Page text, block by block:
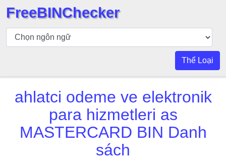
Kiểm
tra
BIN
BIN
FreeBINChecker
Thể Loại
ahlatci odeme ve elektronik
para hizmetleri as
MASTERCARD BIN Danh
sách